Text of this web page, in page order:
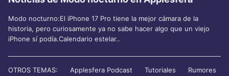
Modo nocturno:El iPhone 17 Pro tiene la mejor cámara de la
historia, pero curiosamente ya no sabe hacer algo que un viejo
iPhone sí podía.Calendario estelar..
OTROS TEMAS: Applesfera Podcast Tutoriales Rumores